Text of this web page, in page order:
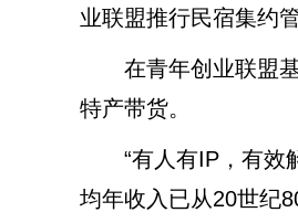
业联盟推行民宿集约
在青年创业联盟基
特产带货。
“有人有IP，有效解
均年收入已从20世纪